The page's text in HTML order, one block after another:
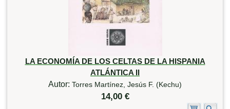
LA ECONOMÍA DE LOS CELTAS DE LA HISPANIA
ATLÁNTICA II
Autor: Torres Martínez, Jesús F. (Kechu)
14,00 €